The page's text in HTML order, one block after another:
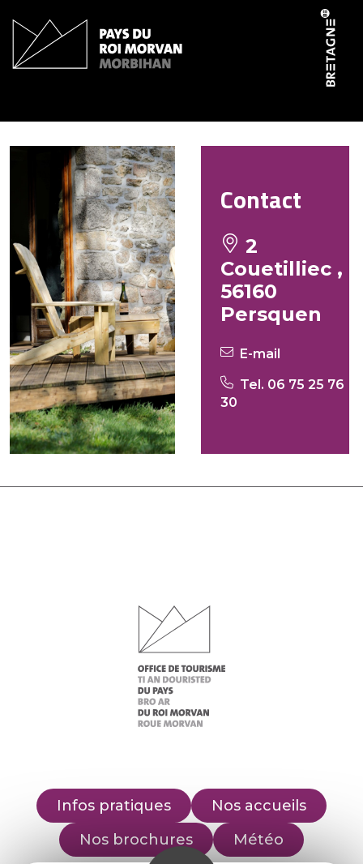
Contact
2
Couetilliec ,
56160
Persquen
E-mail
Tel. 06 75 25 76
30
Infos pratiques
Nos accueils
Nos brochures
Météo